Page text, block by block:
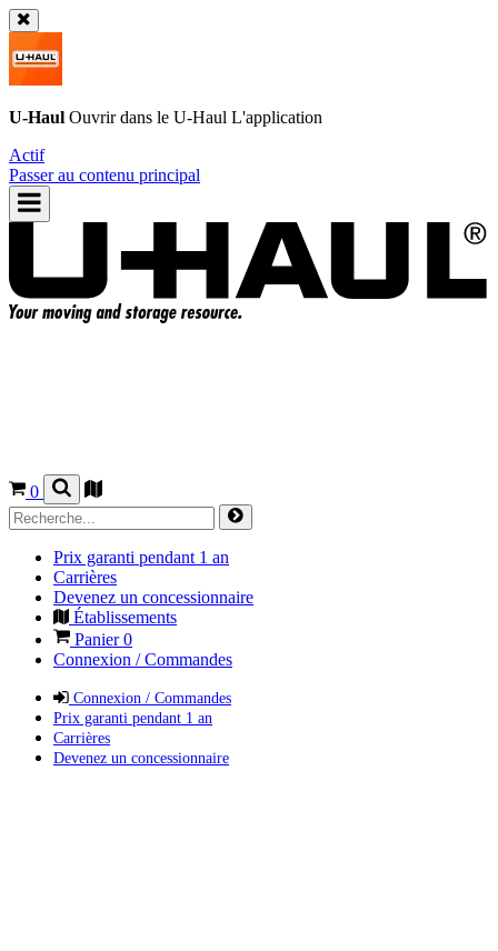
U-Haul Ouvrir dans le U-Haul L'application
Actif
Passer au contenu principal
0
Prix garanti pendant 1 an
Carrières
Devenez un concessionnaire
Établissements
Panier0
Connexion / Commandes
Connexion / Commandes
Prix garanti pendant 1 an
Carrières
Devenez un concessionnaire